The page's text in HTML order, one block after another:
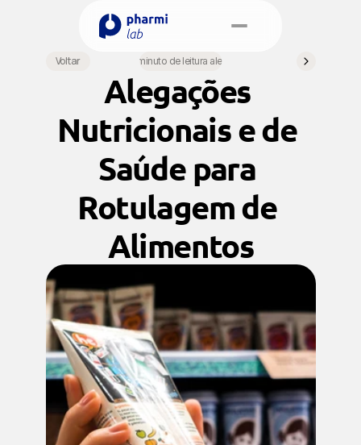
Select Language
Portuguese (Brazil)
Agendamento
Voltar 1 minuto de leitura alegre
Alegações
Nutricionais e de
Saúde para
Rotulagem de
Alimentos